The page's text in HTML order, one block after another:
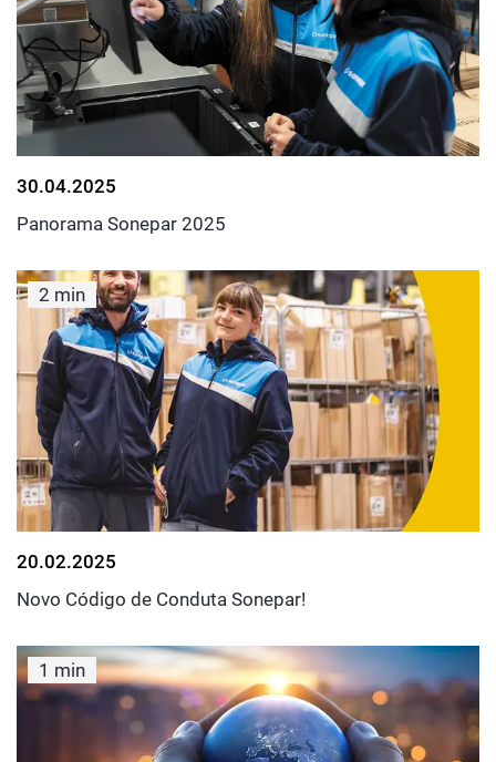
30.04.2025
Panorama Sonepar 2025
2 min
20.02.2025
Novo Código de Conduta Sonepar!
1 min